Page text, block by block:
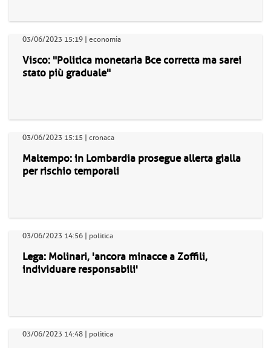
03/06/2023 15:19 | economia
Visco: "Politica monetaria Bce corretta ma sarei
stato più graduale"
03/06/2023 15:15 | cronaca
Maltempo: in Lombardia prosegue allerta gialla
per rischio temporali
03/06/2023 14:56 | politica
Lega: Molinari, 'ancora minacce a Zoffili,
individuare responsabili'
03/06/2023 14:48 | politica